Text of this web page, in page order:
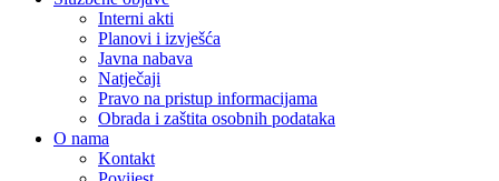
Interni akti
Planovi i izvješća
Javna nabava
Natječaji
Pravo na pristup informacijama
Obrada i zaštita osobnih podataka
O nama
Kontakt